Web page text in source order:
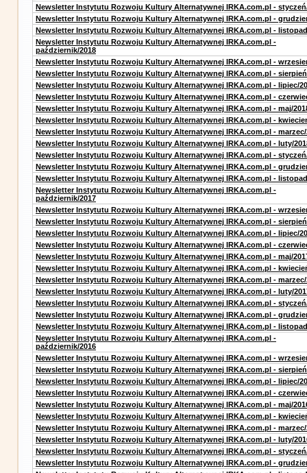
Newsletter Instytutu Rozwoju Kultury Alternatywnej IRKA.com.pl -
Newsletter Instytutu Rozwoju Kultury Alternatywnej IRKA.com.pl -
Newsletter Instytutu Rozwoju Kultury Alternatywnej IRKA.com.pl -
Newsletter Instytutu Rozwoju Kultury Alternatywnej IRKA.com.pl -
październik/2018
Newsletter Instytutu Rozwoju Kultury Alternatywnej IRKA.com.pl -
Newsletter Instytutu Rozwoju Kultury Alternatywnej IRKA.com.pl -
Newsletter Instytutu Rozwoju Kultury Alternatywnej IRKA.com.pl - lipiec/
Newsletter Instytutu Rozwoju Kultury Alternatywnej IRKA.com.pl -
Newsletter Instytutu Rozwoju Kultury Alternatywnej IRKA.com.pl - maj/
Newsletter Instytutu Rozwoju Kultury Alternatywnej IRKA.com.pl -
Newsletter Instytutu Rozwoju Kultury Alternatywnej IRKA.com.pl - marzec/
Newsletter Instytutu Rozwoju Kultury Alternatywnej IRKA.com.pl - luty/
Newsletter Instytutu Rozwoju Kultury Alternatywnej IRKA.com.pl -
Newsletter Instytutu Rozwoju Kultury Alternatywnej IRKA.com.pl -
Newsletter Instytutu Rozwoju Kultury Alternatywnej IRKA.com.pl -
Newsletter Instytutu Rozwoju Kultury Alternatywnej IRKA.com.pl -
październik/2017
Newsletter Instytutu Rozwoju Kultury Alternatywnej IRKA.com.pl -
Newsletter Instytutu Rozwoju Kultury Alternatywnej IRKA.com.pl -
Newsletter Instytutu Rozwoju Kultury Alternatywnej IRKA.com.pl - lipiec/
Newsletter Instytutu Rozwoju Kultury Alternatywnej IRKA.com.pl -
Newsletter Instytutu Rozwoju Kultury Alternatywnej IRKA.com.pl - maj/
Newsletter Instytutu Rozwoju Kultury Alternatywnej IRKA.com.pl -
Newsletter Instytutu Rozwoju Kultury Alternatywnej IRKA.com.pl - marzec/
Newsletter Instytutu Rozwoju Kultury Alternatywnej IRKA.com.pl - luty/
Newsletter Instytutu Rozwoju Kultury Alternatywnej IRKA.com.pl -
Newsletter Instytutu Rozwoju Kultury Alternatywnej IRKA.com.pl -
Newsletter Instytutu Rozwoju Kultury Alternatywnej IRKA.com.pl -
Newsletter Instytutu Rozwoju Kultury Alternatywnej IRKA.com.pl -
październik/2016
Newsletter Instytutu Rozwoju Kultury Alternatywnej IRKA.com.pl -
Newsletter Instytutu Rozwoju Kultury Alternatywnej IRKA.com.pl -
Newsletter Instytutu Rozwoju Kultury Alternatywnej IRKA.com.pl - lipiec/
Newsletter Instytutu Rozwoju Kultury Alternatywnej IRKA.com.pl -
Newsletter Instytutu Rozwoju Kultury Alternatywnej IRKA.com.pl - maj/
Newsletter Instytutu Rozwoju Kultury Alternatywnej IRKA.com.pl -
Newsletter Instytutu Rozwoju Kultury Alternatywnej IRKA.com.pl - marzec/
Newsletter Instytutu Rozwoju Kultury Alternatywnej IRKA.com.pl - luty/
Newsletter Instytutu Rozwoju Kultury Alternatywnej IRKA.com.pl -
Newsletter Instytutu Rozwoju Kultury Alternatywnej IRKA.com.pl -